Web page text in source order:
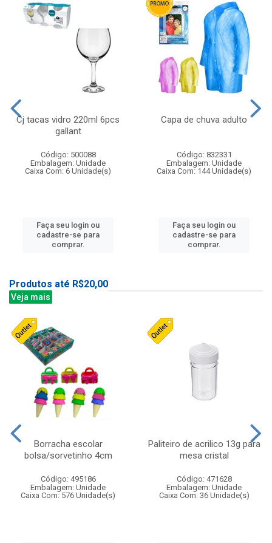
Cj tacas vidro 220ml 6pcs
gallant
Código: 500088
Embalagem: Unidade
Caixa Com: 6 Unidade(s)
Faça seu login ou
cadastre-se para
comprar.
Capa de chuva adulto
Código: 832331
Embalagem: Unidade
Caixa Com: 144 Unidade(s)
Faça seu login ou
cadastre-se para
comprar.
Produtos até R$20,00
Veja mais
Borracha escolar
bolsa/sorvetinho 4cm
Código: 495186
Embalagem: Unidade
Caixa Com: 576 Unidade(s)
Paliteiro de acrilico 13g para
mesa cristal
Código: 471628
Embalagem: Unidade
Caixa Com: 36 Unidade(s)